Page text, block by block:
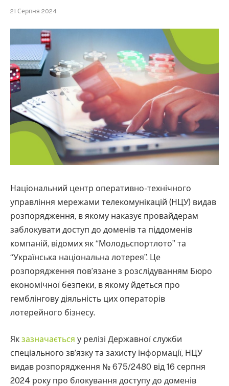
21 Серпня 2024
Національний центр оперативно-технічного
управління мережами телекомунікацій (НЦУ) видав
розпорядження, в якому наказує провайдерам
заблокувати доступ до доменів та піддоменів
компаній, відомих як “Молодьспортлото” та
“Українська національна лотерея”. Це
розпорядження пов’язане з розслідуванням Бюро
економічної безпеки, в якому йдеться про
гемблінгову діяльність цих операторів
лотерейного бізнесу.
Як зазначається у релізі Державної служби
спеціального зв’язку та захисту інформації, НЦУ
видав розпорядження № 675/2480 від 16 серпня
2024 року про блокування доступу до доменів